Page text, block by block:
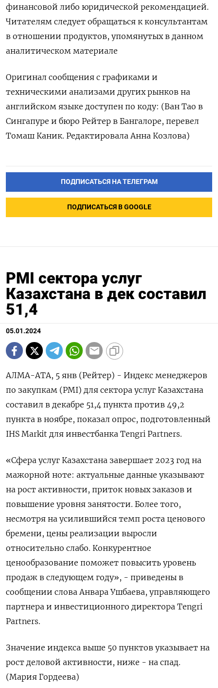
финансовой либо юридической рекомендацией.
Читателям следует обращаться к консультантам
в отношении продуктов, упомянутых в данном
аналитическом материале
Оригинал сообщения с графиками и
техническими анализами других рынков на
английском языке доступен по коду: (Ван Тао в
Сингапуре и бюро Рейтер в Бангалоре, перевел
Томаш Каник. Редактировала Анна Козлова)
ПОДПИСАТЬСЯ НА ТЕЛЕГРАМ
ПОДПИСАТЬСЯ В GOOGLE
PMI сектора услуг
Казахстана в дек составил
51,4
05.01.2024
АЛМА-АТА, 5 янв (Рейтер) - Индекс менеджеров
по закупкам (PMI) для сектора услуг Казахстана
составил в декабре 51,4 пункта против 49,2
пункта в ноябре, показал опрос, подготовленный
IHS Markit для инвестбанка Tengri Partners.
«Сфера услуг Казахстана завершает 2023 год на
мажорной ноте: актуальные данные указывают
на рост активности, приток новых заказов и
повышение уровня занятости. Более того,
несмотря на усилившийся темп роста ценового
бремени, цены реализации выросли
относительно слабо. Конкурентное
ценообразование поможет повысить уровень
продаж в следующем году», - приведены в
сообщении слова Анвара Ушбаева, управляющего
партнера и инвестиционного директора Tengri
Partners.
Значение индекса выше 50 пунктов указывает на
рост деловой активности, ниже - на спад.
(Мария Гордеева)